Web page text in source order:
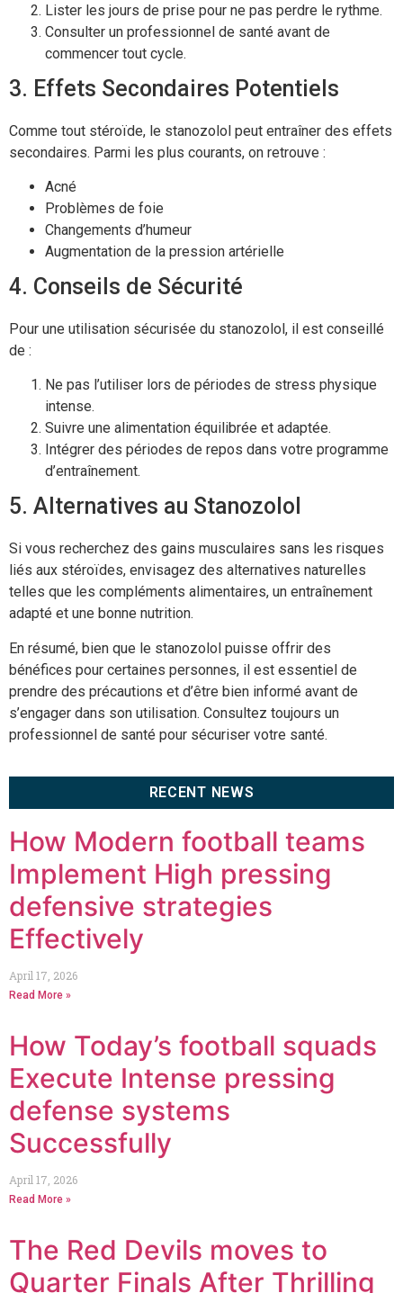
Lister les jours de prise pour ne pas perdre le rythme.
Consulter un professionnel de santé avant de
commencer tout cycle.
3. Effets Secondaires Potentiels
Comme tout stéroïde, le stanozolol peut entraîner des effets
secondaires. Parmi les plus courants, on retrouve :
Acné
Problèmes de foie
Changements d’humeur
Augmentation de la pression artérielle
4. Conseils de Sécurité
Pour une utilisation sécurisée du stanozolol, il est conseillé
de :
Ne pas l’utiliser lors de périodes de stress physique
intense.
Suivre une alimentation équilibrée et adaptée.
Intégrer des périodes de repos dans votre programme
d’entraînement.
5. Alternatives au Stanozolol
Si vous recherchez des gains musculaires sans les risques
liés aux stéroïdes, envisagez des alternatives naturelles
telles que les compléments alimentaires, un entraînement
adapté et une bonne nutrition.
En résumé, bien que le stanozolol puisse offrir des
bénéfices pour certaines personnes, il est essentiel de
prendre des précautions et d’être bien informé avant de
s’engager dans son utilisation. Consultez toujours un
professionnel de santé pour sécuriser votre santé.
RECENT NEWS
How Modern football teams
Implement High pressing
defensive strategies
Effectively
April 17, 2026
Read More »
How Today’s football squads
Execute Intense pressing
defense systems
Successfully
April 17, 2026
Read More »
The Red Devils moves to
Quarter Finals After Thrilling